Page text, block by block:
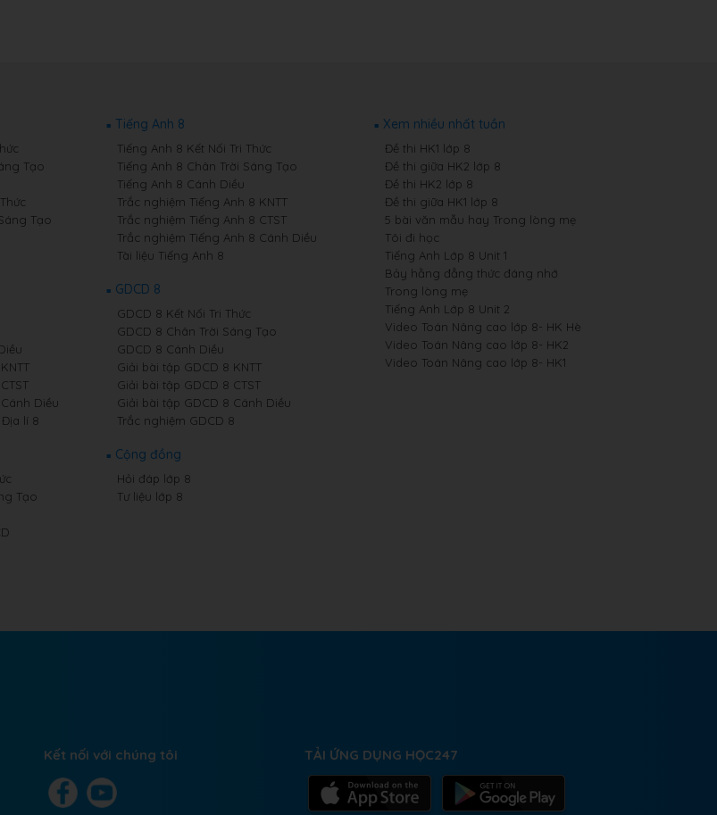
Tạo
Tạo
Tiếng Anh 8
Tiếng Anh 8 Kết Nối Tri Thức
Tiếng Anh 8 Chân Trời Sáng Tạo
Tiếng Anh 8 Cánh Diều
Trắc nghiệm Tiếng Anh 8 KNTT
Trắc nghiệm Tiếng Anh 8 CTST
Trắc nghiệm Tiếng Anh 8 Cánh Diều
Tài liệu Tiếng Anh 8
Diều
Địa lí 8
GDCD 8
GDCD 8 Kết Nối Tri Thức
GDCD 8 Chân Trời Sáng Tạo
GDCD 8 Cánh Diều
Giải bài tập GDCD 8 KNTT
Giải bài tập GDCD 8 CTST
Giải bài tập GDCD 8 Cánh Diều
Trắc nghiệm GDCD 8
Tạo
Cộng đồng
Hỏi đáp lớp 8
Tư liệu lớp 8
Xem nhiều nhất tuần
Đề thi HK1 lớp 8
Đề thi giữa HK2 lớp 8
Đề thi HK2 lớp 8
Đề thi giữa HK1 lớp 8
5 bài văn mẫu hay Trong lòng mẹ
Tôi đi học
Tiếng Anh Lớp 8 Unit 1
Bảy hằng đẳng thức đáng nhớ
Trong lòng mẹ
Tiếng Anh Lớp 8 Unit 2
Video Toán Nâng cao lớp 8- HK Hè
Video Toán Nâng cao lớp 8- HK2
Video Toán Nâng cao lớp 8- HK1
Kết nối với chúng tôi TẢI ỨNG DỤNG HỌC247